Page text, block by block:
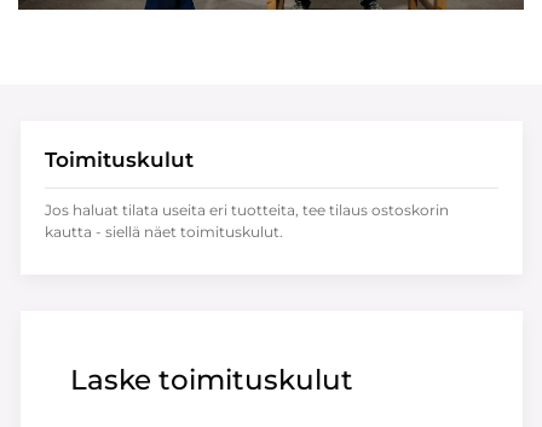
Laske toimituskulut
Toimituskulut
Jos haluat tilata useita eri tuotteita, tee tilaus ostoskorin
kautta - siellä näet toimituskulut.